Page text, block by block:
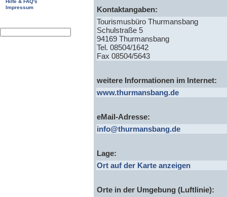
Hilfe & FAQ's
Impressum
Kontaktangaben:
Tourismusbüro Thurmansbang
Schulstraße 5
94169 Thurmansbang
Tel. 08504/1642
Fax 08504/5643
weitere Informationen im Internet:
www.thurmansbang.de
eMail-Adresse:
info@thurmansbang.de
Lage:
Ort auf der Karte anzeigen
Orte in der Umgebung (Luftlinie):